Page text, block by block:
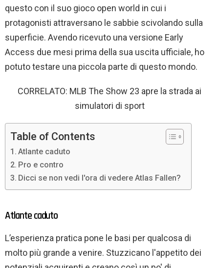
questo con il suo gioco open world in cui i
protagonisti attraversano le sabbie scivolando sulla
superficie. Avendo ricevuto una versione Early
Access due mesi prima della sua uscita ufficiale, ho
potuto testare una piccola parte di questo mondo.
CORRELATO: MLB The Show 23 apre la strada ai
simulatori di sport
Table of Contents
Atlante caduto
Pro e contro
Dicci se non vedi l'ora di vedere Atlas Fallen?
Atlante caduto
L’esperienza pratica pone le basi per qualcosa di
molto più grande a venire. Stuzzicano l'appetito dei